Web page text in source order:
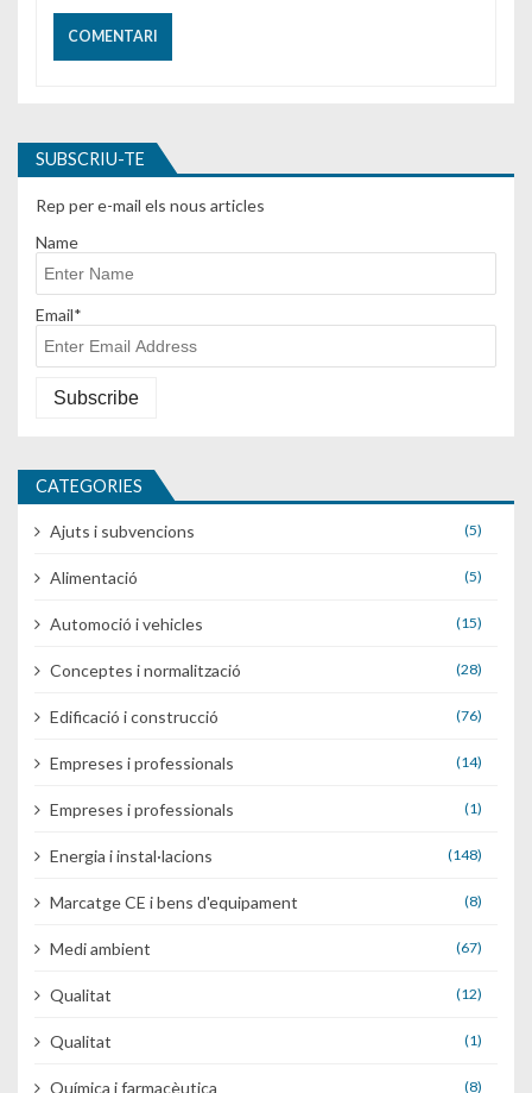
SUBSCRIU-TE
Rep per e-mail els nous articles
Name
Email*
CATEGORIES
Ajuts i subvencions (5)
Alimentació (5)
Automoció i vehicles (15)
Conceptes i normalització (28)
Edificació i construcció (76)
Empreses i professionals (14)
Empreses i professionals (1)
Energia i instal·lacions (148)
Marcatge CE i bens d'equipament (8)
Medi ambient (67)
Qualitat (12)
Qualitat (1)
Química i farmacèutica (8)